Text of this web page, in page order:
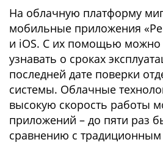
На облачную платформу
мобильные приложения
и iOS. С их помощью можно
узнавать о сроках
последней дате поверки
системы. Облачные
высокую скорость работы
приложений – до пяти раз
сравнению с